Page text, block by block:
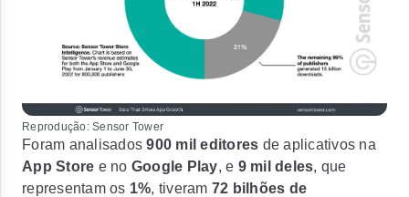
Reprodução: Sensor Tower
Foram analisados900 mil editores de aplicativos na
App Store e no Google Play, e 9 mil deles, que
representam os 1%, tiveram 72 bilhões de